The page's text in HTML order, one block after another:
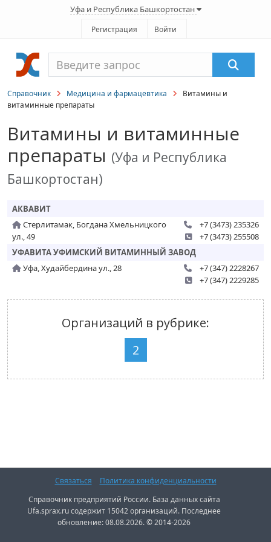
Уфа и Республика Башкортостан
Регистрация Войти
Справочник Медицина и фармацевтика
Витамины и
витаминные препараты
Витамины и витаминные
препараты (Уфа и Республика
Башкортостан)
АКВАВИТ
Стерлитамак, Богдана Хмельницкого
ул., 49
+7 (3473) 235326
+7 (3473) 255508
УФАВИТА УФИМСКИЙ ВИТАМИННЫЙ ЗАВОД
Уфа, Худайбердина ул., 28
+7 (347) 2228267
+7 (347) 2229285
Организаций в рубрике:
2
Связаться
Политика конфиденциальности
Справочник предприятий России. База данных сайта
Ufa.sprax.ru содержит 15042 организаций. Последнее
обновление: 08.08.2026. © 2014-2026